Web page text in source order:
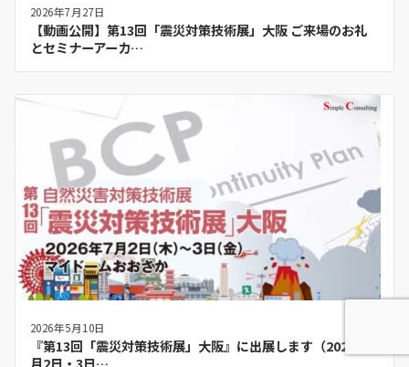
2026年7月27日
【動画公開】第13回「震災対策技術展」大阪 ご来場のお礼
とセミナーアーカ…
2026年5月10日
『第13回「震災対策技術展」大阪』に出展します（2026年7